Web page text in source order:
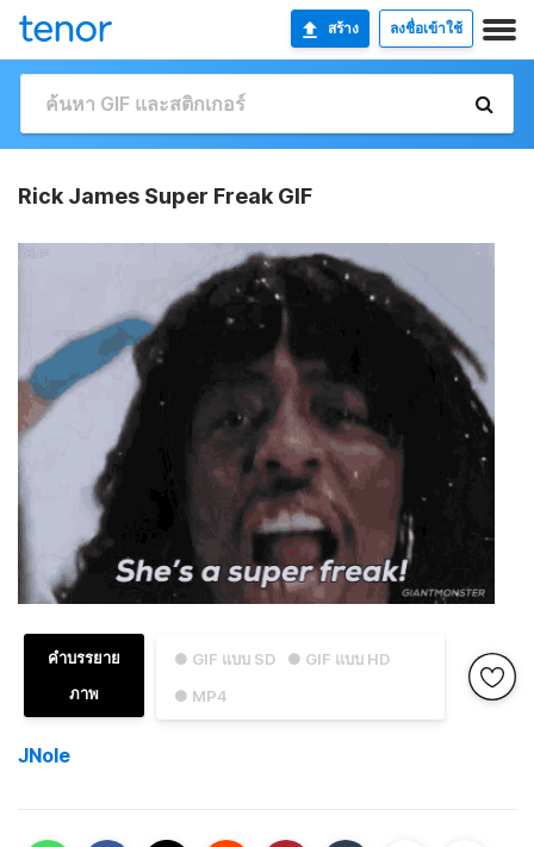
สร้าง ลงชื่อเข้าใช้
Rick James Super Freak GIF
● GIF แบบ SD
● GIF แบบ HD
● MP4
คำบรรยาย
ภาพ
JNole